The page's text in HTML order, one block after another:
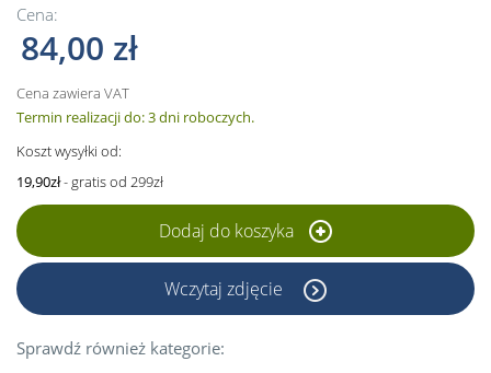
Cena:
84,00 zł
Cena zawiera VAT
Termin realizacji do: 3 dni roboczych.
Koszt wysyłki od:
19,90zł- gratis od 299zł
Dodaj do koszyka
Wczytaj zdjęcie
Sprawdź również kategorie: